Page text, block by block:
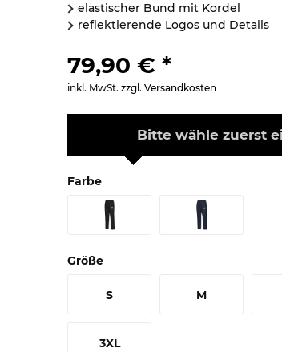
elastischer Bund mit Kordel
reflektierende Logos und Details
79,90 € *
inkl. MwSt. zzgl. Versandkosten
Bitte wähle zuerst
Farbe
Größe
S M
3XL